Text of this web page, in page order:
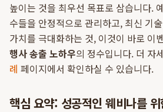
높이는 것을 최우선 목표로 삼습니다.
수들을 안정적으로 관리하고, 최신 기
가치를 극대화하는 것, 이것이 바로 이
행사 송출 노하우의 정수입니다. 더 자
례 페이지에서 확인하실 수 있습니다.
핵심 요약: 성공적인 웨비나를